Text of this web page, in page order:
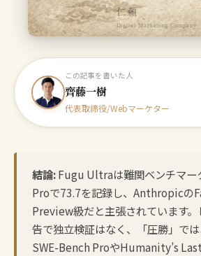
仁頼
Digital Marketing Company
この記事を書いた人
齊藤一樹
代表取締役/Webマーケター
結論:Fugu Ultraは難関ベンチマー
Proで73.7を記録し、Anthropicの
Preview級だと主張されています。
告で独立検証はなく、「圧勝」では
SWE-Bench ProやHumanity’s